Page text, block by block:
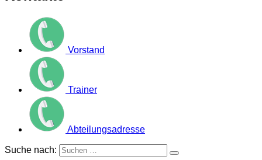
Vorstand
Trainer
Abteilungsadresse
Suche nach: